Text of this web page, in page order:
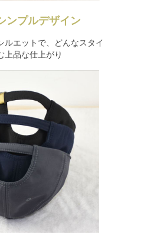
ンプルデザイン
ルエットで、どんなスタイ
上品な仕上がり